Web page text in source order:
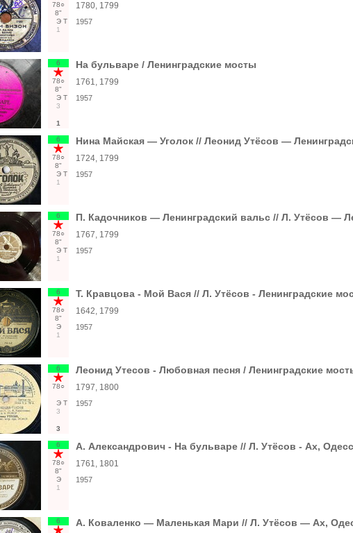
78○
8"
Э Т
1
1780, 1799
1957
6
78○
8"
Э Т
3
1
На бульваре / Ленинградские мосты
1761, 1799
1957
6
78○
8"
Э Т
1
Нина Майская — Уголок // Леонид Утёсов —
1724, 1799
1957
6
78○
8"
Э Т
1
П. Кадочников — Ленинградский вальс // Л. Утёсов —
1767, 1799
1957
6
78○
8"
Э
1
Т. Кравцова - Мой Вася // Л. Утёсов - Ленинградские
1642, 1799
1957
6
78○
Э Т
3
3
Леонид Утесов - Любовная песня / Ленинградские
1797, 1800
1957
6
78○
8"
Э
1
А. Александрович - На бульваре // Л. Утёсов - Ах,
1761, 1801
1957
6 А. Коваленко — Маленькая Мари // Л. Утёсов — Ах,